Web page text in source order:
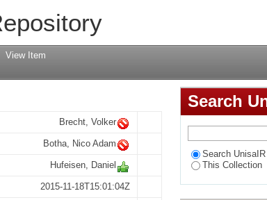
missiologische untersuchung
View Item
Brecht, Volker
Botha, Nico Adam
Hufeisen, Daniel
2015-11-18T15:01:04Z
Search
Search UnisaIR
This Collection